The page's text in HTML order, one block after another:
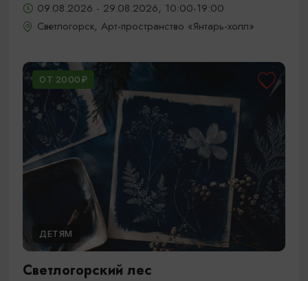
09.08.2026 - 29.08.2026, 10:00-19:00
Светлогорск, Арт-пространство «Янтарь-холл»
ОТ 2000₽
ДЕТЯМ
Светлогорский лес